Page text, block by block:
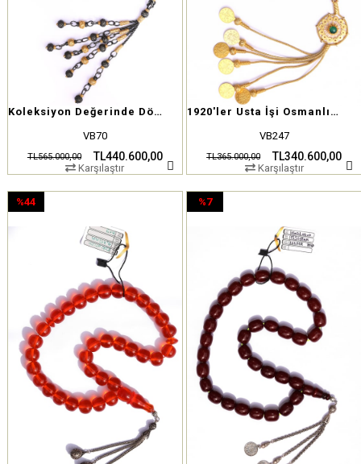
Koleksiyon Değerinde Dönem İşi Osmanlı Sıkma Kehribar Tesbih
VB70
TL440.600,00
TL565.000,00
Karşılaştır
1920'ler Usta İşi Osmanlı Sıkma Kehribar Tesbih – Nadir Form
VB247
TL340.600,00
TL365.000,00
Karşılaştır
%44
%7